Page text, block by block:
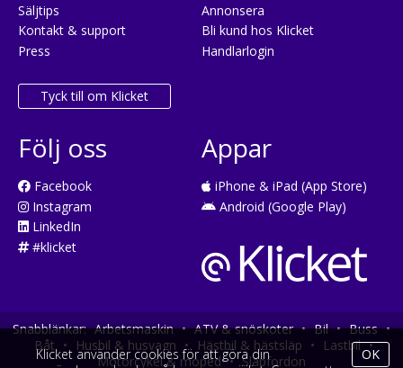
Säljtips
Kontakt & support
Press
Tyck till om Klicket
Annonsera
Bli kund hos Klicket
Handlarlogin
Följ oss
Facebook
Instagram
LinkedIn
#klicket
Appar
iPhone & iPad (App Store)
Android (Google Play)
Snabblänkar: Arbetsmaskin • ATV & snöskoter • Bil • Buss •
Båt • Husbil & husvagn • Hästbil & hästsläp • Lastbil •
Motorcykel & moped • Släpfordon
Klicket använder cookies för att göra din
OK